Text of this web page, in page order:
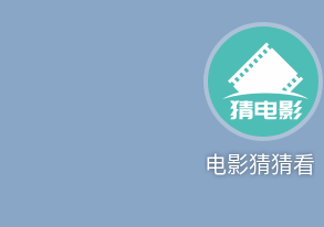
电影猜猜看